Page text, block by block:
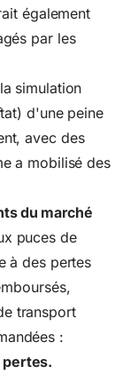
également
par les
simulation
d'une peine
avec des
a mobilisé des
du marché
puces de
à des pertes
transport
: